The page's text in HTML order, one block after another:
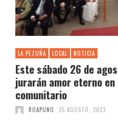
LA PEZUÑA LOCAL NOTICIA
Este sábado 26 de
jurarán amor eterno
comunitario
ROAPUNO 25 AGOSTO, 2023